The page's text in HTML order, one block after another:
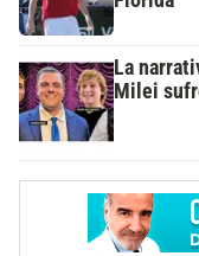
La
Milei